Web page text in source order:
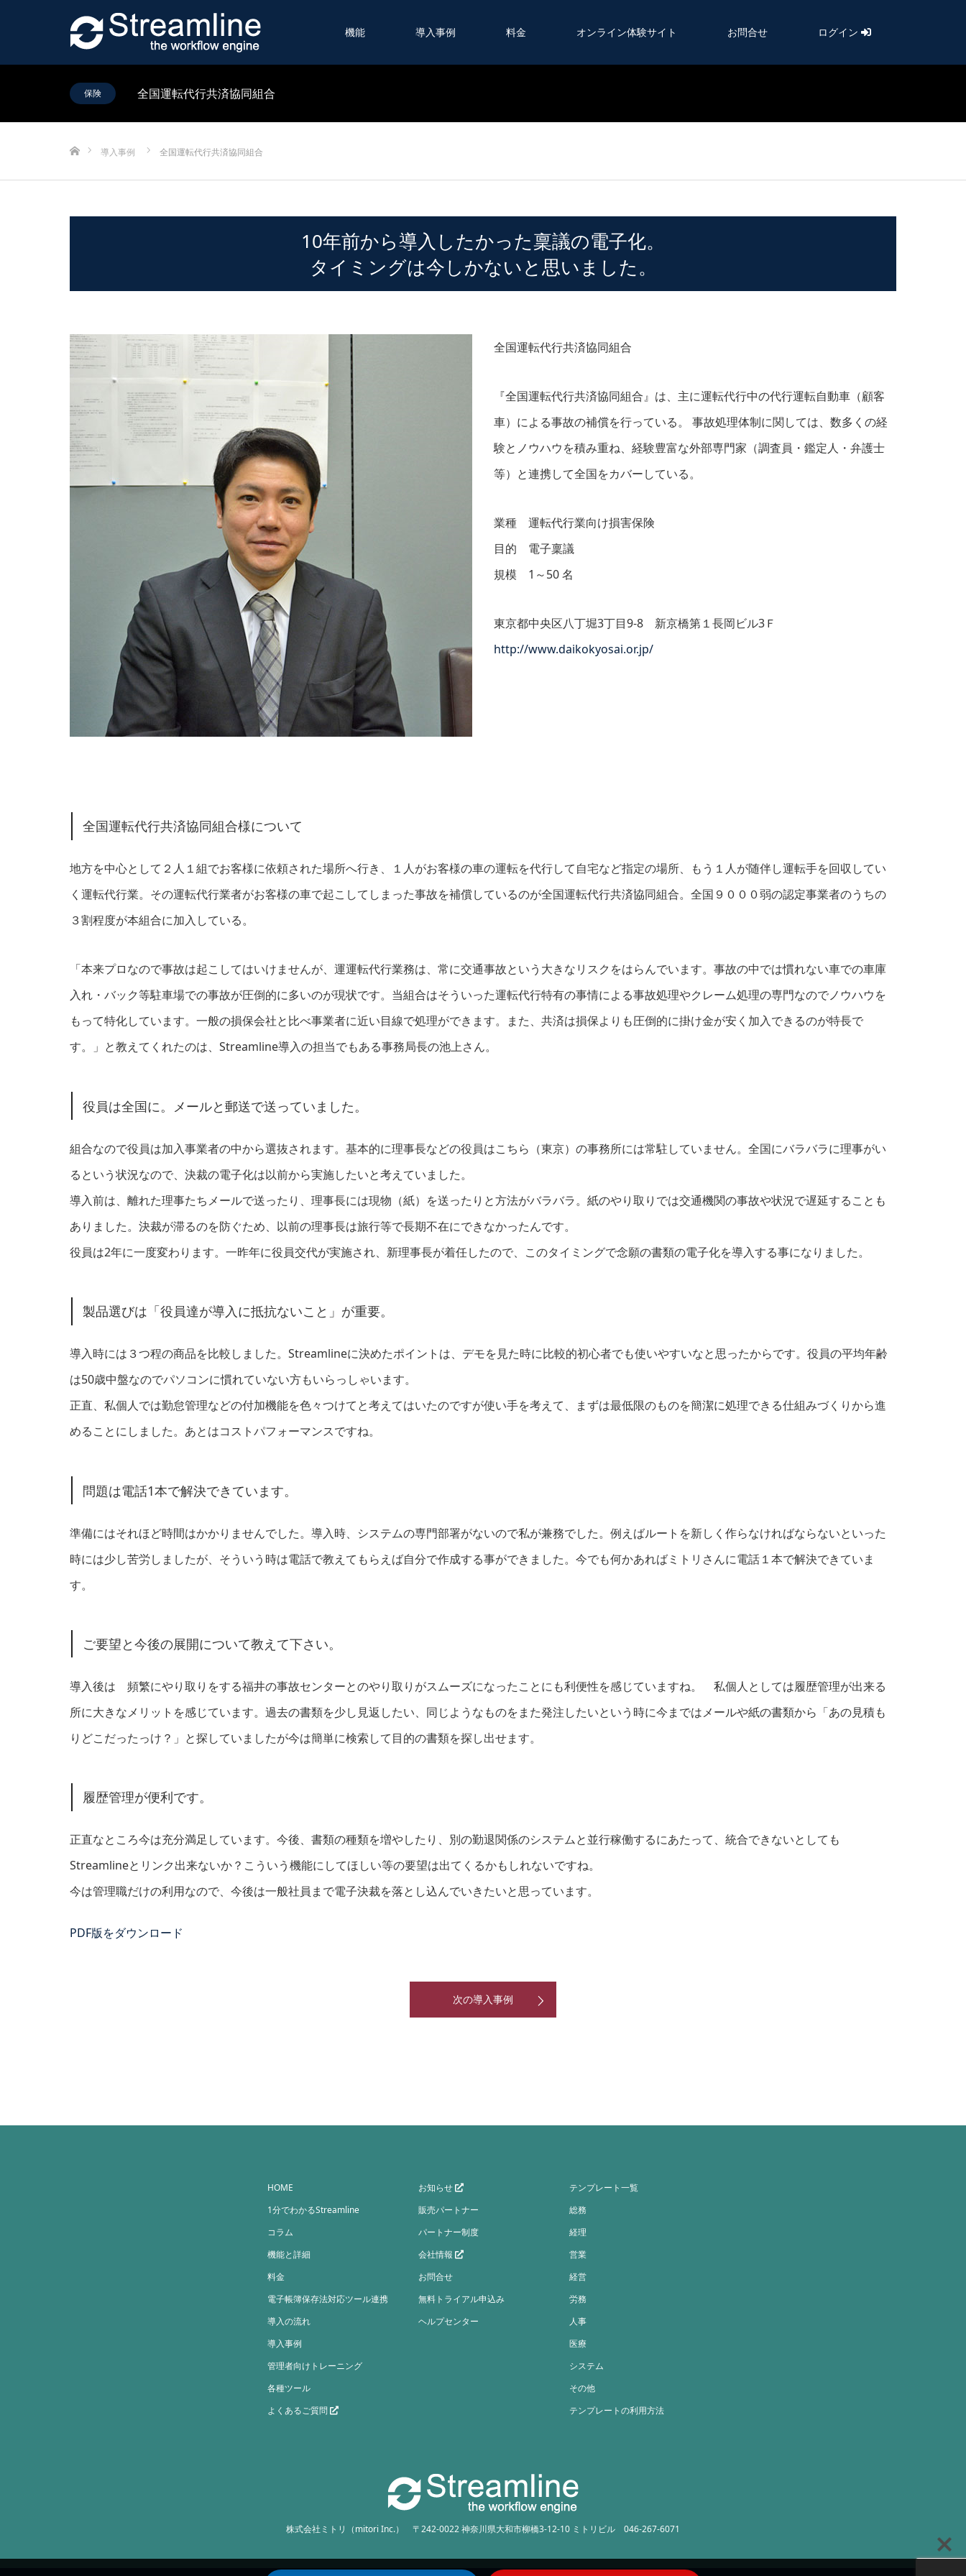
機能 導入事例 料金 オンライン体験サイト お問合せ ログイン
保険 全国運転代行共済協同組合
導入事例
全国運転代行共済協同組合
10年前から導入したかった稟議の電子化。
タイミングは今しかないと思いました。
全国運転代行共済協同組合
『全国運転代行共済協同組合』は、主に運転代行中の代行運転自動車（顧客
車）による事故の補償を行っている。 事故処理体制に関しては、数多くの経
験とノウハウを積み重ね、経験豊富な外部専門家（調査員・鑑定人・弁護士
等）と連携して全国をカバーしている。
業種 運転代行業向け損害保険
目的 電子稟議
規模 1～50 名
東京都中央区八丁堀3丁目9-8 新京橋第１長岡ビル3Ｆ
http://www.daikokyosai.or.jp/
全国運転代行共済協同組合様について
地方を中心として２人１組でお客様に依頼された場所へ行き、１人がお客様の車の運転を代行して自宅など指定の場所、もう１人が随伴し運転手を回収してい
く運転代行業。その運転代行業者がお客様の車で起こしてしまった事故を補償しているのが全国運転代行共済協同組合。全国９０００弱の認定事業者のうちの
３割程度が本組合に加入している。
「本来プロなので事故は起こしてはいけませんが、運運転代行業務は、常に交通事故という大きなリスクをはらんでいます。事故の中では慣れない車での車庫
入れ・バック等駐車場での事故が圧倒的に多いのが現状です。当組合はそういった運転代行特有の事情による事故処理やクレーム処理の専門なのでノウハウを
もって特化しています。一般の損保会社と比べ事業者に近い目線で処理ができます。また、共済は損保よりも圧倒的に掛け金が安く加入できるのが特長で
す。」と教えてくれたのは、Streamline導入の担当でもある事務局長の池上さん。
役員は全国に。メールと郵送で送っていました。
組合なので役員は加入事業者の中から選抜されます。基本的に理事長などの役員はこちら（東京）の事務所には常駐していません。全国にバラバラに理事がい
るという状況なので、決裁の電子化は以前から実施したいと考えていました。
導入前は、離れた理事たちメールで送ったり、理事長には現物（紙）を送ったりと方法がバラバラ。紙のやり取りでは交通機関の事故や状況で遅延することも
ありました。決裁が滞るのを防ぐため、以前の理事長は旅行等で長期不在にできなかったんです。
役員は2年に一度変わります。一昨年に役員交代が実施され、新理事長が着任したので、このタイミングで念願の書類の電子化を導入する事になりました。
製品選びは「役員達が導入に抵抗ないこと」が重要。
導入時には３つ程の商品を比較しました。Streamlineに決めたポイントは、デモを見た時に比較的初心者でも使いやすいなと思ったからです。役員の平均年齢
は50歳中盤なのでパソコンに慣れていない方もいらっしゃいます。
正直、私個人では勤怠管理などの付加機能を色々つけてと考えてはいたのですが使い手を考えて、まずは最低限のものを簡潔に処理できる仕組みづくりから進
めることにしました。あとはコストパフォーマンスですね。
問題は電話1本で解決できています。
準備にはそれほど時間はかかりませんでした。導入時、システムの専門部署がないので私が兼務でした。例えばルートを新しく作らなければならないといった
時には少し苦労しましたが、そういう時は電話で教えてもらえば自分で作成する事ができました。今でも何かあればミトリさんに電話１本で解決できていま
す。
ご要望と今後の展開について教えて下さい。
導入後は 頻繁にやり取りをする福井の事故センターとのやり取りがスムーズになったことにも利便性を感じていますね。 私個人としては履歴管理が出来る
所に大きなメリットを感じています。過去の書類を少し見返したい、同じようなものをまた発注したいという時に今まではメールや紙の書類から「あの見積も
りどこだったっけ？」と探していましたが今は簡単に検索して目的の書類を探し出せます。
履歴管理が便利です。
正直なところ今は充分満足しています。今後、書類の種類を増やしたり、別の勤退関係のシステムと並行稼働するにあたって、統合できないとしても
Streamlineとリンク出来ないか？こういう機能にしてほしい等の要望は出てくるかもしれないですね。
今は管理職だけの利用なので、今後は一般社員まで電子決裁を落とし込んでいきたいと思っています。
PDF版をダウンロード
次の導入事例
HOME
1分でわかるStreamline
コラム
機能と詳細
料金
電子帳簿保存法対応ツール連携
導入の流れ
導入事例
管理者向けトレーニング
各種ツール
よくあるご質問
お知らせ
販売パートナー
パートナー制度
会社情報
お問合せ
無料トライアル申込み
ヘルプセンター
テンプレート一覧
総務
経理
営業
経営
労務
人事
医療
システム
その他
テンプレートの利用方法
株式会社ミトリ（mitori Inc.） 〒242-0022 神奈川県大和市柳橋3-12-10 ミトリビル 046-267-6071